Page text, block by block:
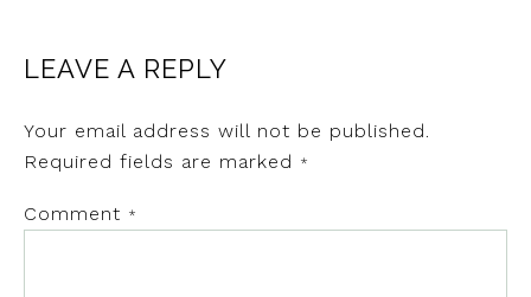
LEAVE A REPLY
Your email address will not be published.
Required fields are marked
*
Comment *